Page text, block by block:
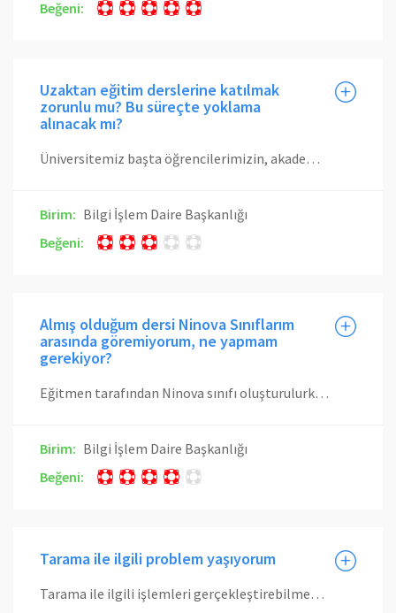
Beğeni:
Uzaktan eğitim derslerine katılmak
zorunlu mu? Bu süreçte yoklama
alınacak mı?
Üniversitemiz başta öğrencilerimizin, akademik ve idari tüm çalışanlarımızın desteği, çabası ve özverisiyle kısa sürede mevcut derslerin %80’inde canlı (senkronize) uzaktan eğitime, dersin programdaki gün ve saatine uygun olarak başarıyla geçti. Bu sürecin sağlıklı bir şekilde yürütülmesinde öğrencilerimizin uzaktan eğitim derslerine katılımı çok önemli rol oynuyor. Derslere katılımın takibi dersi veren öğretim elemanının takdirine bırakılmıştır. Bu süreçte öğrencilerimize VF harf notu verilmeyecektir. Uzaktan eğitim derslerinde işlenen konular, mücbir sebeplerin ortadan kalkmasından sonra yapılacak olan yoğunlaştırılmış öğretim sürecinde bir daha işlenmeyecektir. Öğrencilerimizin bu durumun bilincinde olarak hareket etmelerini rica ediyoruz.
Birim: Bilgi İşlem Daire Başkanlığı
Beğeni:
Almış olduğum dersi Ninova Sınıflarım
arasında göremiyorum, ne yapmam
gerekiyor?
Eğitmen tarafından Ninova sınıfı oluşturulurken öğrenci bilgileri Öğrenci Bilgi Sisteminden (sis) alınmakta ve bu öğrenciler sınıfa otomatik olarak eklenmektedir. Ancak Ninova sınıfı oluşturulduktan sonra Öğrenci Bilgi Sisteminde ilgili derse kayıt olan öğrenciler otomatik olarak Ninova sınıfına aktarılmamaktadır. Bu öğrencilerin Ninova sınıfına eklenmesi, dersin eğitmeni tarafından Öğrenci Ekle işlemi ile yapılmaktadır. Bu nedenle dersi resmi olarak almışsanız ve Öğrenci Bilgi Sistemindeki programınızda görüyor ancak Ninova sınıflarınız arasında göremiyorsanız lütfen eğitmeniniz ile iletişime geçerek Ninova sınıfına eklenmeyi talep ediniz.
Birim: Bilgi İşlem Daire Başkanlığı
Beğeni:
Tarama ile ilgili problem yaşıyorum
Tarama ile ilgili işlemleri gerçekleştirebilmek için gerekli programı buradan indirerek bilgisayarınıza kurmanız gerekmektedir.Tarama işlemleri ile ilgili işleri firefox tarayıcısında yapmanız önerilir.